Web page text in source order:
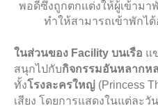
พอดีซึ่งถูกตกแต่งให้ผู้เข้ามา
ทำให้สามารถเข้าพักได้
ในส่วนของ Facility บนเรือ แ
สนุกไปกับกิจกรรมอันหลากห
ทั้งโรงละครใหญ่ (Princess
เสียง โดยการแสดงในแต่ละวั